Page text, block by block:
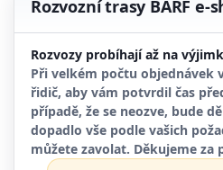
Rozvozní trasy BARF e-
Rozvozy probíhají až na
Při velkém počtu objednávek
řidič, aby vám potvrdil čas
případě, že se neozve, bude
dopadlo vše podle vašich
můžete zavolat. Děkujeme za